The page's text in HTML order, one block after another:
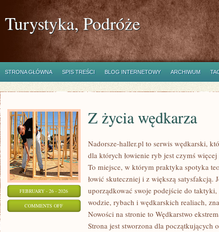
Turystyka, Podróże
STRONA GŁÓWNA SPIS TREŚCI BLOG INTERNETOWY ARCHIWUM
FEBRUARY - 26 - 2026
COMMENTS OFFON
Z życia wędkarza
Nadorsze-haller.pl to serwis wędkarski,
dla których łowienie ryb jest czymś
To miejsce, w którym praktyka spotyka
łowić skuteczniej i z większą satysfakcją.
uporządkować swoje podejście do
wodzie, rybach i wędkarskich realiach,
Nowości na stronie to Wędkarstwo
Strona jest stworzona dla początkujących